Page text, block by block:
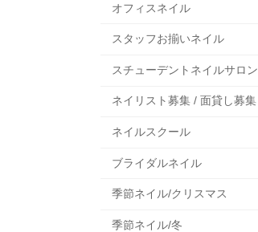
オフィスネイル
スタッフお揃いネイル
スチューデントネイルサロン
ネイリスト募集 / 面貸し募集
ネイルスクール
ブライダルネイル
季節ネイル/クリスマス
季節ネイル/冬